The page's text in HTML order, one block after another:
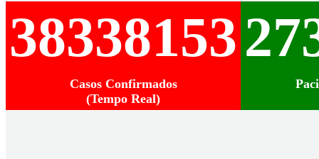
38338153
Casos Confirmados
(Tempo Real)